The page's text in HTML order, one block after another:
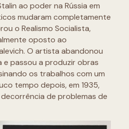
ao poder na Rússia em
mudaram completamente
o Realismo Socialista,
oposto ao
O artista abandonou
passou a produzir obras
os trabalhos com um
tempo depois, em 1935,
de problemas de